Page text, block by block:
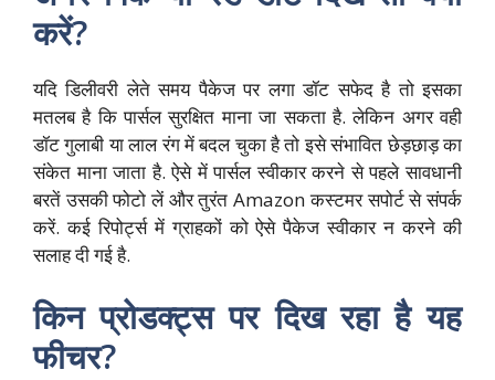
करें?
यदि डिलीवरी लेते समय पैकेज पर लगा डॉट सफेद है तो इसका
मतलब है कि पार्सल सुरक्षित माना जा सकता है. लेकिन अगर वही
डॉट गुलाबी या लाल रंग में बदल चुका है तो इसे संभावित छेड़छाड़ का
संकेत माना जाता है. ऐसे में पार्सल स्वीकार करने से पहले सावधानी
बरतें उसकी फोटो लें और तुरंत Amazon कस्टमर सपोर्ट से संपर्क
करें. कई रिपोर्ट्स में ग्राहकों को ऐसे पैकेज स्वीकार न करने की
सलाह दी गई है.
किन प्रोडक्ट्स पर दिख रहा है यह
फीचर?